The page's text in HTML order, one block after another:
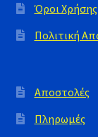
Όροι Χρήσης
Πολιτική
Αποστολές
Πληρωμές